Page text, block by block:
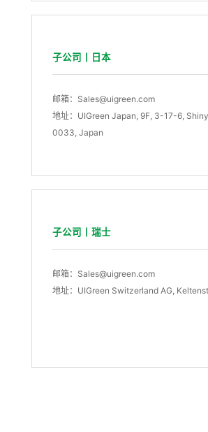
子公司丨日本
邮箱：Sales@uigreen.com
地址：UIGreen Japan, 9F, 3-17-6,
0033, Japan
子公司丨瑞士
邮箱：Sales@uigreen.com
地址：UIGreen Switzerland AG,